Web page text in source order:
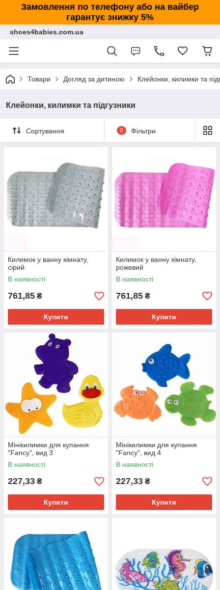
Замовлення по телефону або на вайбер
гарантує знижку 5%
shoes4babies.com.ua
Товари Догляд за дитиною Клейонки, килимки та
Клейонки, килимки та підгузники
Сортування 0 Фільтри
Килимок у ванну кімнату,
сірий
В наявності
761,85 ₴
Купити
Килимок у ванну кімнату,
рожевий
В наявності
761,85 ₴
Купити
Мінікилимки для купання
"Fancy", вид 3
В наявності
227,33 ₴
Купити
Мінікилимки для купання
"Fancy", вид 4
В наявності
227,33 ₴
Купити